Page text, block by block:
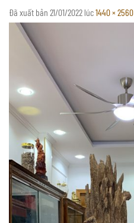
Đã xuất bản 21/01/2022 lúc1440 × 2560